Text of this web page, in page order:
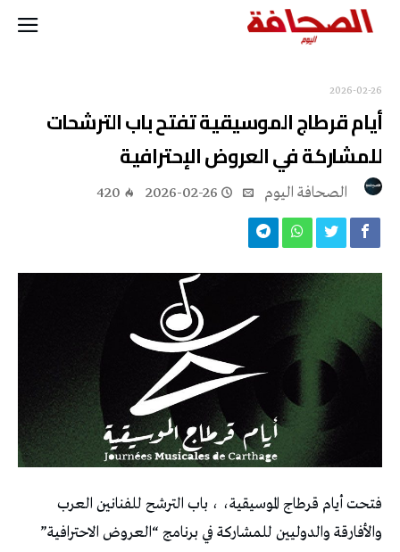
2026-02-26
أيام قرطاج الموسيقية تفتح باب الترشحات
للمشاركة في العروض الإحترافية
2026-02-26
420
فتحت أيام قرطاج الموسيقية، ، باب الترشح للفنانين العرب
والأفارقة والدوليين للمشاركة في برنامج “العروض الاحترافية”